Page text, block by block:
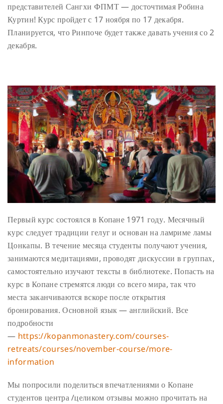
представителей Сангхи ФПМТ — досточтимая Робина
Куртин! Курс пройдет с 17 ноября по 17 декабря.
Планируется, что Ринпоче будет также давать учения со 2
декабря.
Первый курс состоялся в Копане 1971 году. Месячный
курс следует традиции гелуг и основан на ламриме ламы
Цонкапы. В течение месяца студенты получают учения,
занимаются медитациями, проводят дискуссии в группах,
самостоятельно изучают тексты в библиотеке. Попасть на
курс в Копане стремятся люди со всего мира, так что
места заканчиваются вскоре после открытия
бронирования. Основной язык — английский. Все
подробности
— https://kopanmonastery.com/courses-
retreats/courses/november-course/more-
information
Мы попросили поделиться впечатлениями о Копане
студентов центра /целиком отзывы можно прочитать на